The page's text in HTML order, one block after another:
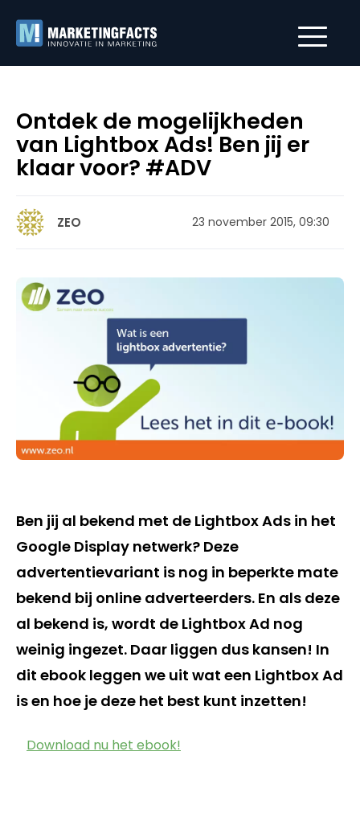
Ontdek de mogelijkheden
van Lightbox Ads! Ben jij er
klaar voor? #ADV
ZEO 23 november 2015, 09:30
Ben jij al bekend met de Lightbox Ads in het
Google Display netwerk? Deze
advertentievariant is nog in beperkte mate
bekend bij online adverteerders. En als deze
al bekend is, wordt de Lightbox Ad nog
weinig ingezet. Daar liggen dus kansen! In
dit ebook leggen we uit wat een Lightbox Ad
is en hoe je deze het best kunt inzetten!
Download nu het ebook!